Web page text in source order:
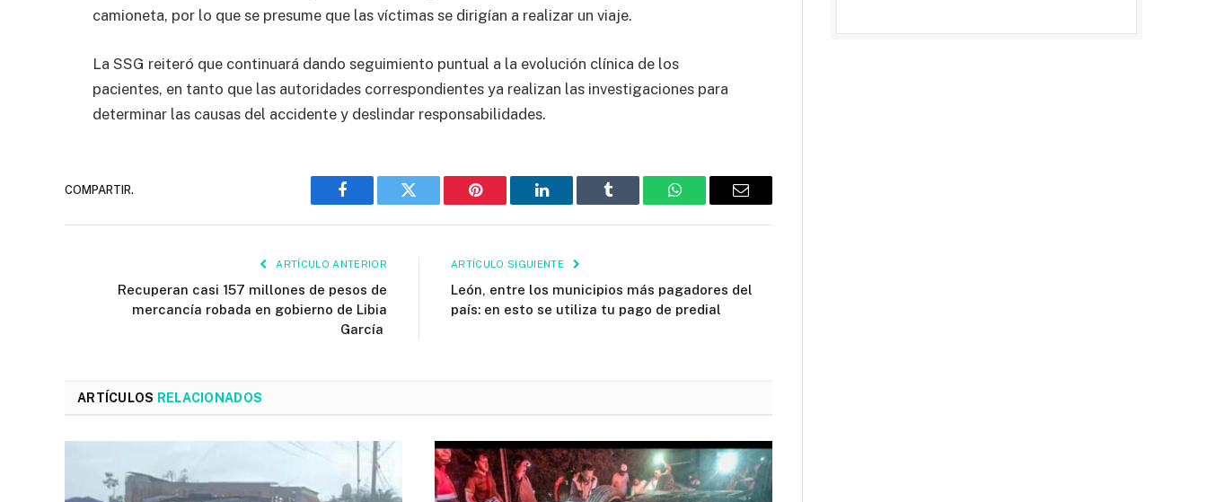
camioneta, por lo que se presume que las víctimas se dirigían a realizar un viaje.
La SSG reiteró que continuará dando seguimiento puntual a la evolución clínica de los
pacientes, en tanto que las autoridades correspondientes ya realizan las investigaciones para
determinar las causas del accidente y deslindar responsabilidades.
COMPARTIR.
Facebook Twitter Pinterest LinkedIn Tumblr WhatsAppEmail
ARTÍCULO ANTERIOR
Recuperan casi 157 millones de pesos de
mercancía robada en gobierno de Libia
García
ARTÍCULO SIGUIENTE
León, entre los municipios más pagadores del
país: en esto se utiliza tu pago de predial
ARTÍCULOS RELACIONADOS